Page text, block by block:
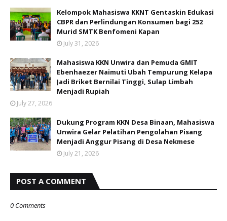
Kelompok Mahasiswa KKNT Gentaskin Edukasi
CBPR dan Perlindungan Konsumen bagi 252
Murid SMTK Benfomeni Kapan
July 31, 2026
Mahasiswa KKN Unwira dan Pemuda GMIT
Ebenhaezer Naimuti Ubah Tempurung Kelapa
Jadi Briket Bernilai Tinggi, Sulap Limbah
Menjadi Rupiah
July 27, 2026
Dukung Program KKN Desa Binaan, Mahasiswa
Unwira Gelar Pelatihan Pengolahan Pisang
Menjadi Anggur Pisang di Desa Nekmese
July 21, 2026
POST A COMMENT
0 Comments